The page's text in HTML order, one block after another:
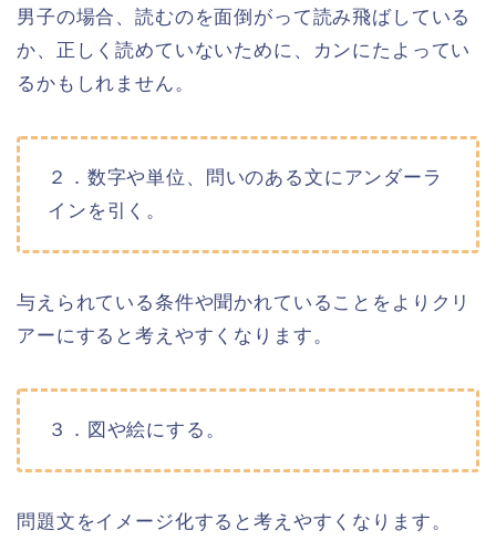
男子の場合、読むのを面倒がって読み飛ばしている
か、正しく読めていないために、カンにたよってい
るかもしれません。
２．数字や単位、問いのある文にアンダーラ
インを引く。
与えられている条件や聞かれていることをよりクリ
アーにすると考えやすくなります。
３．図や絵にする。
問題文をイメージ化すると考えやすくなります。